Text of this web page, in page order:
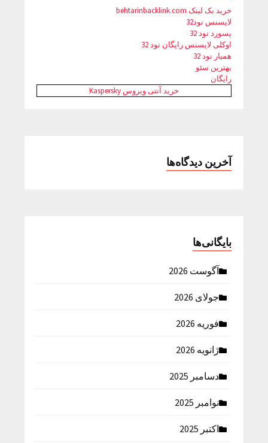
خرید بک لینک behtarinbacklink.com
لایسنس نود32
پسورد نود 32
اوکلی لایسنس رایگان نود 32
همیار نود 32
بهترین سئو
رایگان
خرید آنتی ویروس Kaspersky
آخرین دیدگاه‌ها
بایگانی‌ها
آگوست 2026
جولای 2026
فوریه 2026
ژانویه 2026
دسامبر 2025
نوامبر 2025
اکتبر 2025